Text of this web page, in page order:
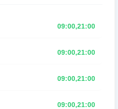
09:00,21:00
09:00,21:00
09:00,21:00
09:00,21:00